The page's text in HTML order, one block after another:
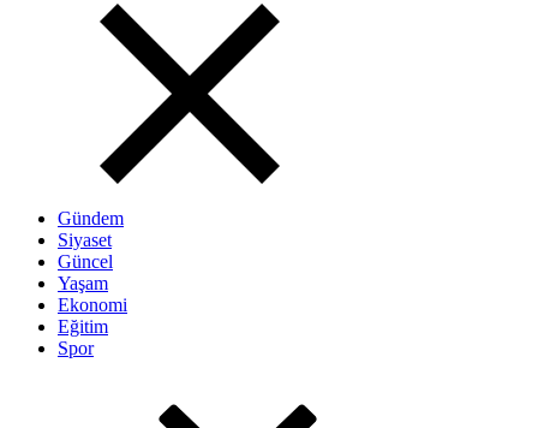
Gündem
Siyaset
Güncel
Yaşam
Ekonomi
Eğitim
Spor